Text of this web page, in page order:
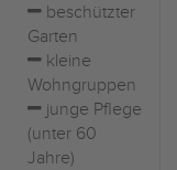
beschützter
Garten
kleine
Wohngruppen
junge Pflege
(unter 60
Jahre)